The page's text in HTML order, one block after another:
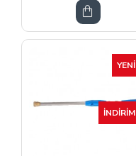
YENI
İNDIRIM